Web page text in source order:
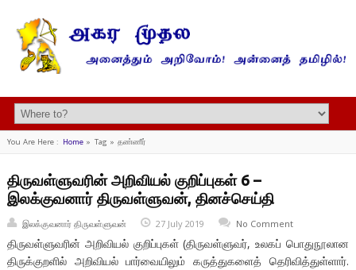
You Are Here : Home» Tag » தண்ணீர்
திருவள்ளுவரின் அறிவியல் குறிப்புகள் 6 –
இலக்குவனார் திருவள்ளுவன், தினச்செய்தி
இலக்குவனார் திருவள்ளுவன் 27 July 2019 No Comment
திருவள்ளுவரின் அறிவியல் குறிப்புகள் (திருவள்ளுவர், உலகப் பொதுநூலான
திருக்குறளில் அறிவியல் பார்வையிலும் கருத்துகளைத் தெரிவித்துள்ளார்.